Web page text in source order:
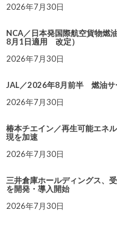
2026年7月30日
NCA／日本発国際航空貨物燃
8月1日適用 改定）
2026年7月30日
JAL／2026年8月前半 燃油サ
2026年7月30日
椿本チエイン／再生可能エネ
現を加速
2026年7月30日
三井倉庫ホールディングス、
を開発・導入開始
2026年7月30日